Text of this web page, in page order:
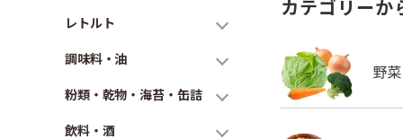
レトルト
調味料・油
粉類・乾物・海苔・缶詰
飲料・酒
カテゴリーか